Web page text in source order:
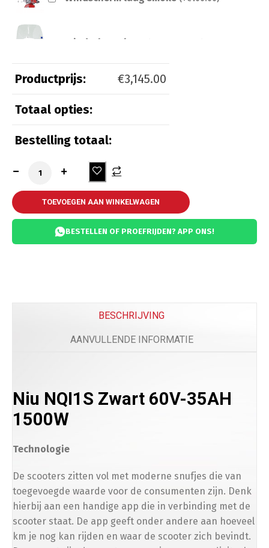
Windscherm laag transparant
Beveiliging
Kettingslot ART 4(+€
Telefoonhouder
Bescherming
Scooterhoes ( €
Productprijs: €3,145.00
Totaal opties:
Bestelling totaal:
TOEVOEGEN AAN WINKELWAGEN
BESTELLEN OF PROEFRIJDEN? APP ONS!
BESCHRIJVING
AANVULLENDE INFORMATIE
Niu NQI1S Zwart 60V-35AH
1500W
Technologie
De scooters zitten vol met moderne snufjes die van
toegevoegde waarde voor de consumenten zijn. Denk
hierbij aan een handige app die in verbinding met de
scooter staat. De app geeft onder andere aan hoeveel
km je nog kan rijden en waar de scooter zich bevindt.